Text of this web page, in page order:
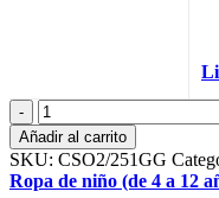
Camisa
polera
de
niño
Añadir al carrito
SKU: CSO2/251GG
Ropa de niño (de 4 a 12